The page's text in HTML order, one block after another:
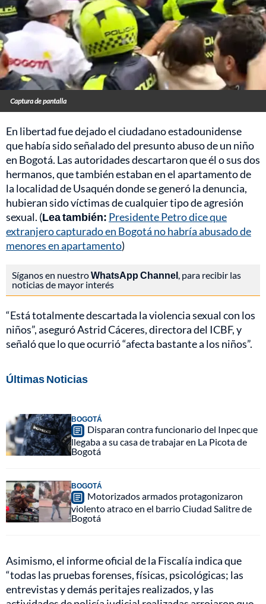
Captura de pantalla
En libertad fue dejado el ciudadano estadounidense
que había sido señalado del presunto abuso de un niño
en Bogotá. Las autoridades descartaron que él o sus dos
hermanos, que también estaban en el apartamento de
la localidad de Usaquén donde se generó la denuncia,
hubieran sido víctimas de cualquier tipo de agresión
sexual. (Lea también: Presidente Petro dice que
extranjero capturado en Bogotá no habría abusado de
menores en apartamento)
Síganos en nuestroWhatsApp Channel, para recibir las
noticias de mayor interés
“Está totalmente descartada la violencia sexual con los
niños”, aseguró Astrid Cáceres, directora del ICBF, y
señaló que lo que ocurrió “afecta bastante a los niños”.
Últimas Noticias
BOGOTÁ
Disparan contra funcionario del Inpec que
llegaba a su casa de trabajar en La Picota de
Bogotá
BOGOTÁ
Motorizados armados protagonizaron
violento atraco en el barrio Ciudad Salitre de
Bogotá
Asimismo, el informe oficial de la Fiscalía indica que
“todas las pruebas forenses, físicas, psicológicas; las
entrevistas y demás peritajes realizados, y las